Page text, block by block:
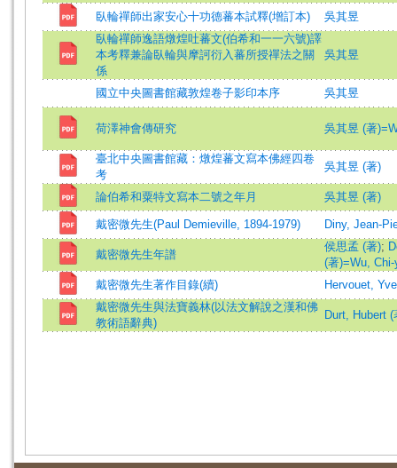
臥輪禪師出家安心十功德蕃本試釋(增訂本)
吳其昱
臥輪禪師逸語燉煌吐蕃文(伯希和一一六號)譯
本考釋兼論臥輪與摩訶衍入蕃所授禪法之關
係
吳其昱
國立中央圖書館藏敦煌卷子影印本序 吳其昱
荷澤神會傳研究 吳其昱 (著
臺北中央圖書館藏：燉煌蕃文寫本佛經四卷
考
吳其昱 (著)
論伯希和粟特文寫本二號之年月 吳其昱 (著)
戴密微先生(Paul Demieville, 1894-1979) Diny, Jean-
戴密微先生年譜
侯思孟 (著);
(著)=Wu,
戴密微先生著作目錄(續)
Hervouet,
戴密微先生與法寶義林(以法文解說之漢和佛
教術語辭典)
Durt, Hubert (